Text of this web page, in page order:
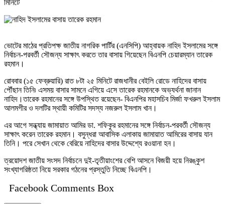
মিনিটে
ভোটের মাঠের প্রতিপক্ষ জাতীয় নাগরিক পার্টির (এনসিপি) আহ্বায়ক নাহিদ ইসলামের সঙ্গে
নির্বাচন-পরবর্তী সৌজন্য সাক্ষাৎ করতে তার বাসায় গিয়েছেন বিএনপি চেয়ারম্যান তারেক
রহমান।
রোববার (১৫ ফেব্রুয়ারি) রাত ৮টা ২৫ মিনিটে রাজধানীর বেইলি রোডে নাহিদের বাসায়
পৌঁছান তিনি৷ এসময় বাসার সামনে এগিয়ে এসে তারেক রহমানকে অভ্যর্থনা জানান
নাহিদ।তারেক রহমানের সঙ্গে উপস্থিত রয়েছেন- বিএনপির মহাসচিব মির্জা ফখরুল ইসলাম
আলমগীর ও দলটির স্থায়ী কমিটির সদস্য নজরুল ইসলাম খান।
এর আগে সন্ধ্যায় জামায়াত আমির ডা. শফিকুর রহমানের সঙ্গে নির্বাচন-পরবর্তী সৌজন্য
সাক্ষাৎ করেন তারেক রহমান। বসুন্ধরা আবাসিক এলাকায় জামায়াত আমিরের বাসায় যান
তিনি। পরে সেখান থেকে বেরিয়ে নাহিদের বাসার উদ্দেশ্যে রওয়ানা হন।
ত্রয়োদশ জাতীয় সংসদ নির্বাচনে দুই-তৃতীয়াংশের বেশি আসনে বিজয়ী হয়ে নিরঙ্কুশ
সংখ্যাগরিষ্ঠতা নিয়ে সরকার গঠনের প্রস্তুতি নিচ্ছে বিএনপি।
Facebook Comments Box